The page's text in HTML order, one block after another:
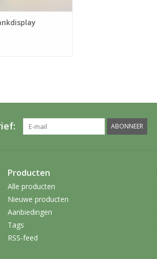
ABONNEER
Producten
Alle producten
Nieuwe producten
Aanbiedingen
Tags
RSS-feed